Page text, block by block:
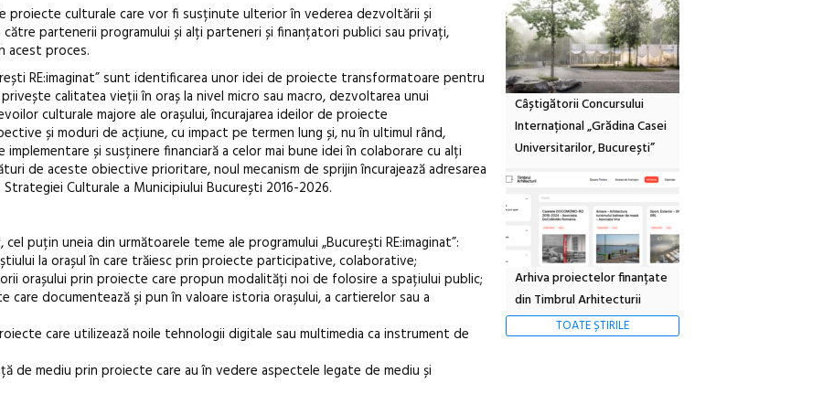
proiecte culturale care vor fi susținute ulterior în vederea dezvoltării și
partenerii programului și alți parteneri și finanțatori publici sau privați,
acest proces.
RE:imaginat” sunt identificarea unor idei de proiecte transformatoare pentru
calitatea vieții în oraș la nivel micro sau macro, dezvoltarea unui
culturale majore ale orașului, încurajarea ideilor de proiecte
și moduri de acțiune, cu impact pe termen lung și, nu în ultimul rând,
și susținere financiară a celor mai bune idei în colaborare cu alți
de aceste obiective prioritare, noul mecanism de sprijin încurajează adresarea
Culturale a Municipiului București 2016-2026.
puțin uneia din următoarele teme ale programului „București RE:imaginat”:
la orașul în care trăiesc prin proiecte participative, colaborative;
orașului prin proiecte care propun modalități noi de folosire a spațiului public;
care documentează și pun în valoare istoria orașului, a cartierelor sau a
care utilizează noile tehnologii digitale sau multimedia ca instrument de
de mediu prin proiecte care au în vedere aspectele legate de mediu și
Câștigătorii Concursului
Internațional „Grădina Casei
Universitarilor, București”
Arhiva proiectelor finanțate
din Timbrul Arhitecturii
TOATE ȘTIRILE